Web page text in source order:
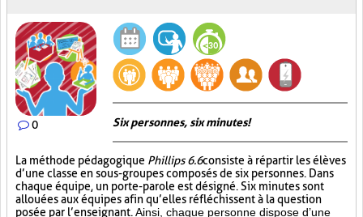
0 Six personnes, six minutes!
La méthode pédagogique Phillips 6.6consiste à répartir les élèves
d’une classe en sous-groupes composés de six personnes. Dans
chaque équipe, un porte-parole est désigné. Six minutes sont
allouées aux équipes afin qu’elles réfléchissent à la question
posée par l’enseignant. Ainsi, chaque personne dispose d’une